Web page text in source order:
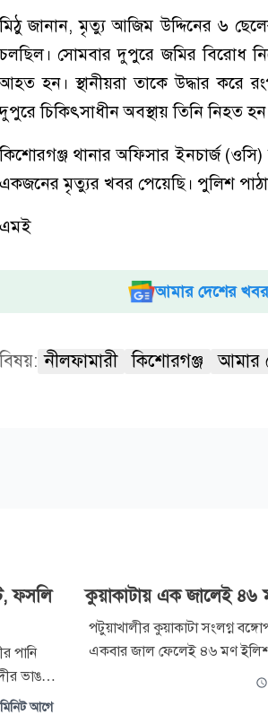
মিঠু জানান, মৃত্যু আজিম উদ্দিনের ৬
চলছিল। সোমবার দুপুরে জমির বিরোধ
আহত হন। স্থানীয়রা তাকে উদ্ধার করে
দুপুরে চিকিৎসাধীন অবস্থায় তিনি নিহত
কিশোরগঞ্জ থানার অফিসার ইনচার্জ
একজনের মৃত্যুর খবর পেয়েছি। পুলিশ
এমই
আমার দেশের
বিষয়: নীলফামারী কিশোরগঞ্জ আমার
ফসলি
পানি
ভাঙন।
ও
আগে
কুয়াকাটায় এক জালেই ৪৬
পটুয়াখালীর কুয়াকাটা সংলগ্ন
একবার জাল ফেলেই ৪৬ মণ
জেলেরা। বিপুল পরিমাণ এই